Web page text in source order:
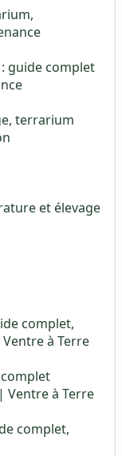
guide complet
terrarium
et élevage
complet,
à Terre
Ventre à Terre
complet,